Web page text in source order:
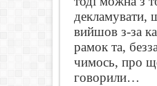
декламувати,
вийшов з-за
рамок та,
чимось, про
говорили…